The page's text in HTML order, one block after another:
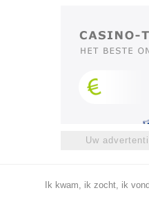
Uw
Ik kwam, ik zocht, ik